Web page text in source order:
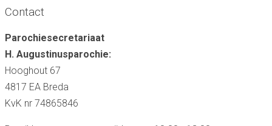
Contact
Parochiesecretariaat
H. Augustinusparochie:
Hooghout 67
4817 EA Breda
KvK nr 74865846